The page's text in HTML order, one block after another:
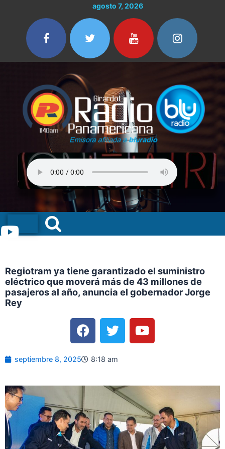
contenido
agosto 7, 2026
Menu
Regiotram ya tiene garantizado el suministro
eléctrico que moverá más de 43 millones de
pasajeros al año, anuncia el gobernador Jorge
Rey
F
a
c
e
o
k
T
w
i
t
r
Y
o
u
septiembre 8, 2025 8:18 am